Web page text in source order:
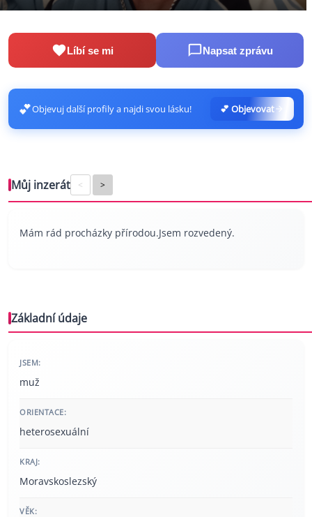
Líbí se mi Napsat zprávu
💕Objevuj další profily a najdi svou lásku! 💕 Objevovat
Můj inzerát < >
Mám rád procházky přírodou.Jsem rozvedený.
Základní údaje
JSEM:
muž
ORIENTACE:
heterosexuální
KRAJ:
Moravskoslezský
VĚK: